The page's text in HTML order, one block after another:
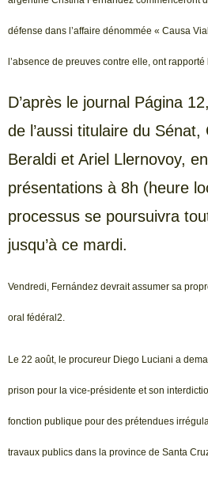
défense dans l’affaire dénommée « Causa
l’absence de preuves contre elle, ont
D’après le journal Página
de l’aussi titulaire du Sénat,
Beraldi et Ariel Llernovoy,
présentations à 8h (heure
processus se poursuivra
jusqu’à ce mardi.
Vendredi, Fernández devrait assumer sa
oral fédéral2.
Le 22 août, le procureur Diego Luciani a
prison pour la vice-présidente et son
fonction publique pour des prétendues
travaux publics dans la province de Santa